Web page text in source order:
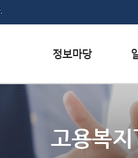
서식자료실
채용정보
인재정보
고용복지